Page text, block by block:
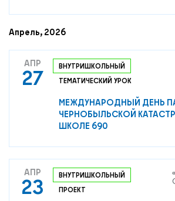
Апрель, 2026
АПР
27
ВНУТРИШКОЛЬНЫЙ
ТЕМАТИЧЕСКИЙ УРОК
МЕЖДУНАРОДНЫЙ ДЕНЬ
ЧЕРНОБЫЛЬСКОЙ
ШКОЛЕ 690
АПР
23
ВНУТРИШКОЛЬНЫЙ
ПРОЕКТ